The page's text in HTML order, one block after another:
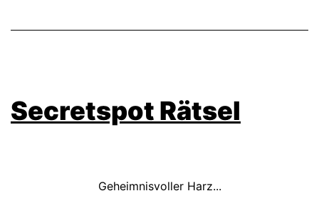
Secretspot Rätsel
Geheimnisvoller Harz...